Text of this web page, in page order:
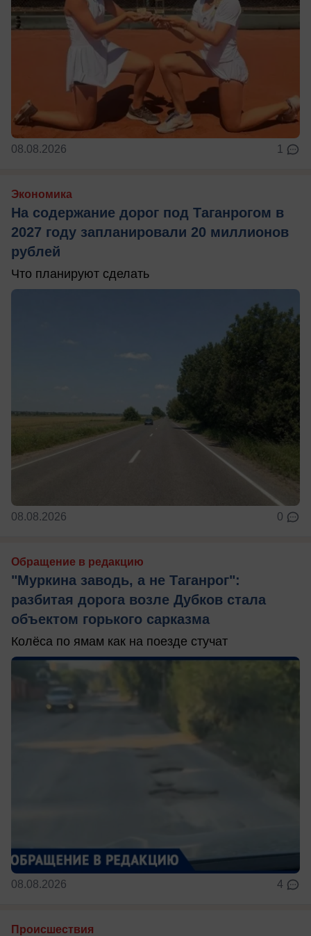
08.08.2026 1
Экономика
На содержание дорог под Таганрогом в
2027 году запланировали 20 миллионов
рублей
Что планируют сделать
08.08.2026 0
Обращение в редакцию
"Муркина заводь, а не Таганрог":
разбитая дорога возле Дубков стала
объектом горького сарказма
Колёса по ямам как на поезде стучат
08.08.2026 4
Происшествия